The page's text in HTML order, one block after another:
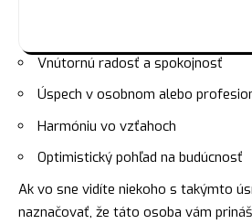
Vnútornú radosť a spokojnosť
Úspech v osobnom alebo
Harmóniu vo vzťahoch
Optimistický pohľad na budúcnosť
Ak vo sne vidíte niekoho s takýmto
naznačovať, že táto osoba vám